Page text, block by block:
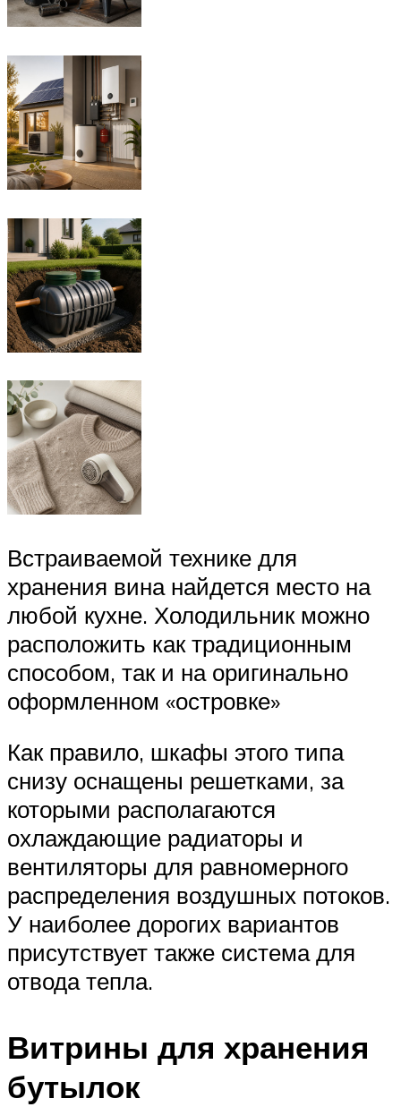
Встраиваемой технике для
хранения вина найдется место на
любой кухне. Холодильник можно
расположить как традиционным
способом, так и на оригинально
оформленном «островке»
Как правило, шкафы этого типа
снизу оснащены решетками, за
которыми располагаются
охлаждающие радиаторы и
вентиляторы для равномерного
распределения воздушных потоков.
У наиболее дорогих вариантов
присутствует также система для
отвода тепла.
Витрины для хранения
бутылок